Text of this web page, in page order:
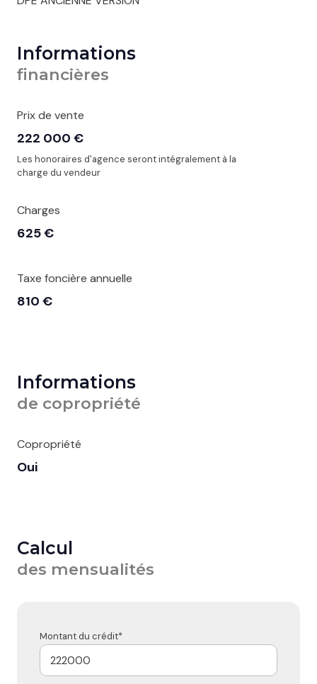
Informations
financières
Prix de vente
222 000 €
Les honoraires d'agence seront intégralement à la
charge du vendeur
Charges
625 €
Taxe foncière annuelle
810 €
Informations
de copropriété
Copropriété
Oui
Calcul
des mensualités
Montant du crédit*